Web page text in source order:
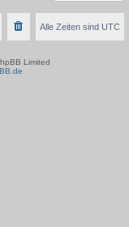
Alle Zeiten sind UTC
Limited